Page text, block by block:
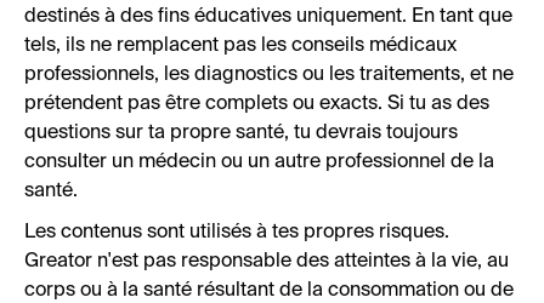
destinés à des fins éducatives uniquement. En tant que
tels, ils ne remplacent pas les conseils médicaux
professionnels, les diagnostics ou les traitements, et ne
prétendent pas être complets ou exacts. Si tu as des
questions sur ta propre santé, tu devrais toujours
consulter un médecin ou un autre professionnel de la
santé.
Les contenus sont utilisés à tes propres risques.
Greator n'est pas responsable des atteintes à la vie, au
corps ou à la santé résultant de la consommation ou de